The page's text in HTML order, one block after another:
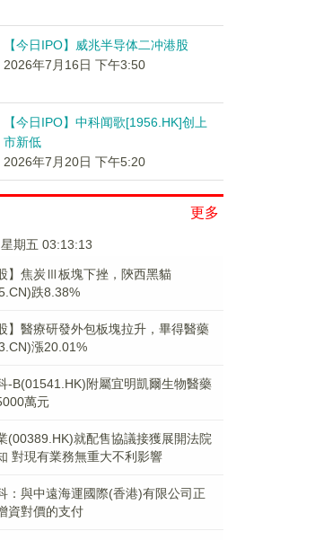
【今日IPO】威兆半导体二冲港股
2026年7月16日 下午3:50
【今日IPO】中科闻歌[1956.HK]创上
市新低
2026年7月20日 下午5:20
更多
期五 03:13:14
】焦炭Ⅲ板塊下挫，陝西黑貓
跌8.38%
】醫療研發外包板塊拉升，畢得醫藥
漲20.01%
-B(01541.HK)附屬宜明凱爾生物醫藥
萬元
(00389.HK)就配售協議接獲展開法院
對現有業務無重大不利影響
：與中遠海運國際(香港)有限公司正
資對價的支付